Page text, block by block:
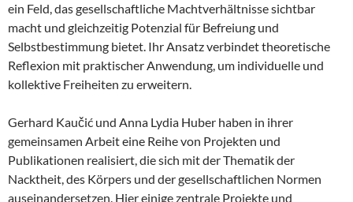
ein Feld, das gesellschaftliche Machtverhältnisse sichtbar
macht und gleichzeitig Potenzial für Befreiung und
Selbstbestimmung bietet. Ihr Ansatz verbindet theoretische
Reflexion mit praktischer Anwendung, um individuelle und
kollektive Freiheiten zu erweitern.
Gerhard Kaučić und Anna Lydia Huber haben in ihrer
gemeinsamen Arbeit eine Reihe von Projekten und
Publikationen realisiert, die sich mit der Thematik der
Nacktheit, des Körpers und der gesellschaftlichen Normen
auseinandersetzen. Hier einige zentrale Projekte und